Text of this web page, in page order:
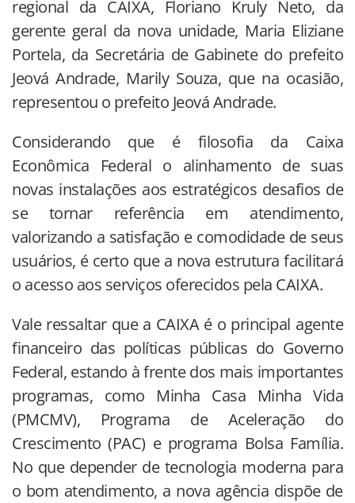
regional da CAIXA, Floriano Kruly Neto, da
gerente geral da nova unidade, Maria Eliziane
Portela, da Secretária de Gabinete do prefeito
Jeová Andrade, Marily Souza, que na ocasião,
representou o prefeito Jeová Andrade.
Considerando que é filosofia da Caixa
Econômica Federal o alinhamento de suas
novas instalações aos estratégicos desafios de
se tornar referência em atendimento,
valorizando a satisfação e comodidade de seus
usuários, é certo que a nova estrutura facilitará
o acesso aos serviços oferecidos pela CAIXA.
Vale ressaltar que a CAIXA é o principal agente
financeiro das políticas públicas do Governo
Federal, estando à frente dos mais importantes
programas, como Minha Casa Minha Vida
(PMCMV), Programa de Aceleração do
Crescimento (PAC) e programa Bolsa Família.
No que depender de tecnologia moderna para
o bom atendimento, a nova agência dispõe de